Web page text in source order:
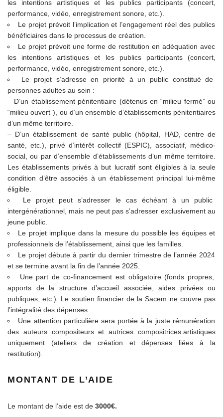
les intentions artistiques et les publics participants (concert,
performance, vidéo, enregistrement sonore, etc.).
Le projet prévoit l’implication et l’engagement réel des publics
bénéficiaires dans le processus de création.
Le projet prévoit une forme de restitution en adéquation avec
les intentions artistiques et les publics participants (concert,
performance, vidéo, enregistrement sonore, etc.).
Le projet s’adresse en priorité à un public constitué de
personnes adultes au sein :
– D’un établissement pénitentiaire (détenus en “milieu fermé” ou
“milieu ouvert”), ou d’un ensemble d’établissements pénitentiaires
d’un même territoire.
– D’un établissement de santé public (hôpital, HAD, centre de
santé, etc.), privé d’intérêt collectif (ESPIC), associatif, médico-
social, ou par d’ensemble d’établissements d’un même territoire.
Les établissements privés à but lucratif sont éligibles à la seule
condition d’être associés à un établissement principal lui-même
éligible.
Le projet peut s’adresser le cas échéant à un public
intergénérationnel, mais ne peut pas s’adresser exclusivement au
jeune public.
Le projet implique dans la mesure du possible les équipes et
professionnels de l’établissement, ainsi que les familles.
Le projet débute à partir du dernier trimestre de l’année 2024
et se termine avant la fin de l’année 2025.
Une part de co-financement est obligatoire (fonds propres,
apports de la structure d’accueil associée, aides privées ou
publiques, etc.). Le soutien financier de la Sacem ne couvre pas
l’intégralité des dépenses.
Une attention particulière sera portée à la juste rémunération
des auteurs compositeurs et autrices compositrices.artistiques
uniquement (ateliers de création et dépenses liées à la
restitution).
MONTANT DE L’AIDE
Le montant de l’aide est de 3000€.